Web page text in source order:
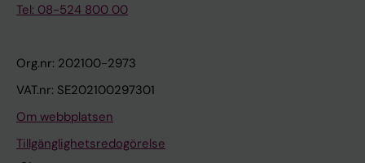
Tel: 08-524 800 00
Org.nr: 202100-2973
VAT.nr: SE202100297301
Om webbplatsen
Tillgänglighetsredogörelse